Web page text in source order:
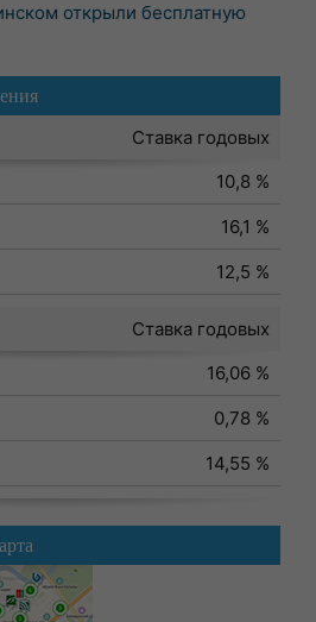
открыли бесплатную
Ставка годовых
10,8 %
16,1 %
12,5 %
Ставка годовых
16,06 %
0,78 %
14,55 %